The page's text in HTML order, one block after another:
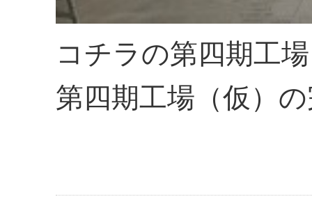
コチラの第四期工
第四期工場（仮）